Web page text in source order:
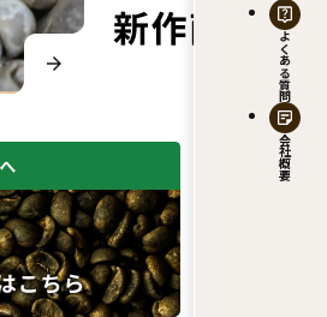
よくある質問
会社概要